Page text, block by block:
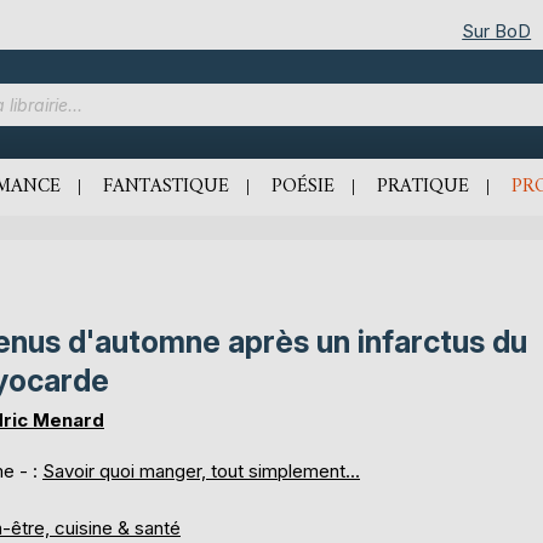
Sur BoD
FANTASTIQUE POÉSIE PRATIQUE
d'automne après un infarctus du
Menard
- : Savoir quoi manger, tout simplement...
être, cuisine & santé